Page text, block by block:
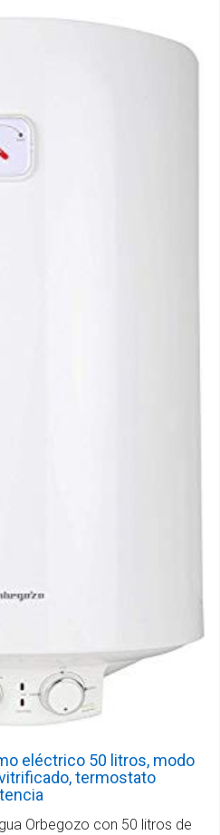
eléctrico 50 litros, modo
termostato
Orbegozo con 50 litros de